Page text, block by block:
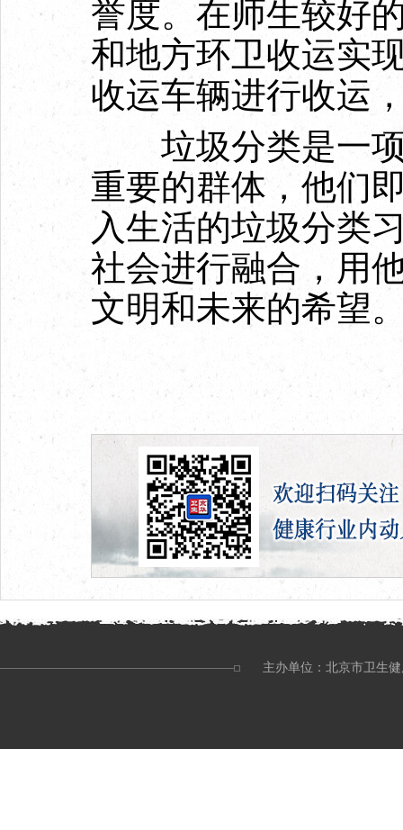
誉度。在师生较好
和地方环卫收运实
收运车辆进行收运
垃圾分类是一项
重要的群体，他们
入生活的垃圾分类
社会进行融合，用
文明和未来的希望
主办单位：北京市卫生